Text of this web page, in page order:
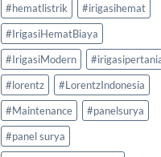
#hematlistrik
#irigasihemat
#IrigasiHematBiaya
#IrigasiModern
#lorentz
#LorentzIndonesia
#Maintenance
#panelsurya
#panel surya